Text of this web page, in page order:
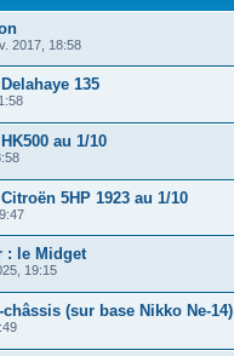
2017, 18:58
135
au 1/10
5HP 1923 au 1/10
: le Midget
19:15
(sur base Nikko Ne-14)